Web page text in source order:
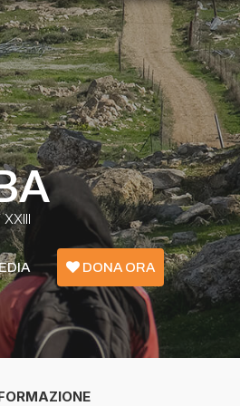
Emergenza Confini - Grecia
DONA ORA